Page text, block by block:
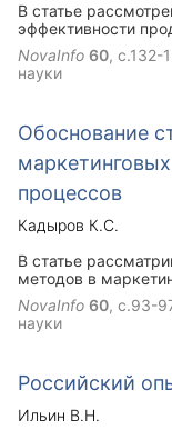
В статье
эффективности
NovaInfo 60, с.132-
науки
Обоснование
процессов
Кадыров К.С.
В статье
методов в
рынка в
общественности о
иных процессах в
NovaInfo 60, с.93-
науки
Российский
Ильин В.Н.